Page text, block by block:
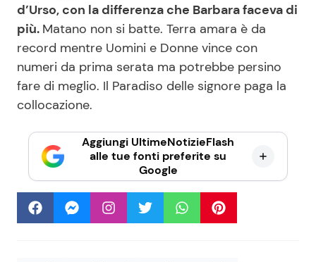
d’Urso, con la differenza che Barbara faceva di
più. Matano non si batte. Terra amara è da
record mentre Uomini e Donne vince con
numeri da prima serata ma potrebbe persino
fare di meglio. Il Paradiso delle signore paga la
collocazione.
Aggiungi UltimeNotizieFlash
alle tue fonti preferite su
Google